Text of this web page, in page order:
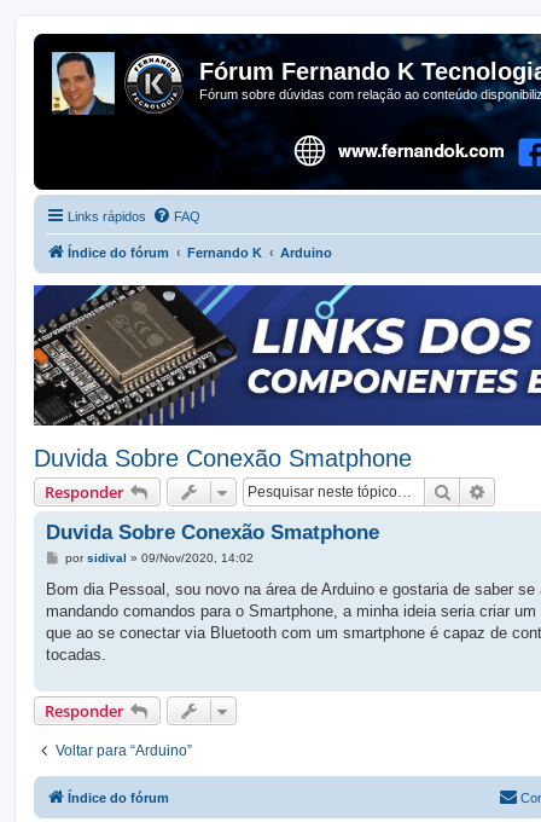
Fórum Fernando K
Fórum sobre dúvidas com relação ao conteúdo
Links rápidos FAQ
Índice do fórum Fernando K Arduino
Duvida Sobre Conexão Smatphone
Responder Pesquisar
Duvida Sobre Conexão Smatphone
M
n
a
g
m
porsidival » 09/Nov/2020, 14:02
Bom dia Pessoal, sou novo na área de Arduino e gostaria de saber
mandando comandos para o Smartphone, a minha ideia seria criar
que ao se conectar via Bluetooth com um smartphone é capaz de
tocadas.
Responder
Voltar para “Arduino”
Índice do fórum